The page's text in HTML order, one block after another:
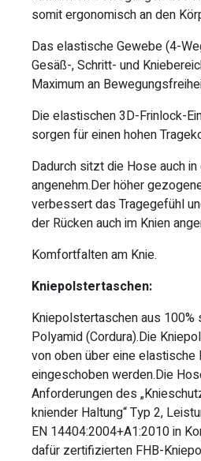
somit ergonomisch an den
Das elastische Gewebe (4-
Gesäß-, Schritt- und
Maximum an
Die elastischen 3D-Frinlock-
sorgen für einen hohen
Dadurch sitzt die Hose auch
angenehm.Der höher
verbessert das Tragegefühl
der Rücken auch im Knien
Komfortfalten am Knie.
Kniepolstertaschen:
Kniepolstertaschen aus
Polyamid (Cordura).Die
von oben über eine
eingeschoben werden.Die
Anforderungen des
kniender Haltung“ Typ 2,
EN 14404:2004+A1:2010 in
dafür zertifizierten FHB-